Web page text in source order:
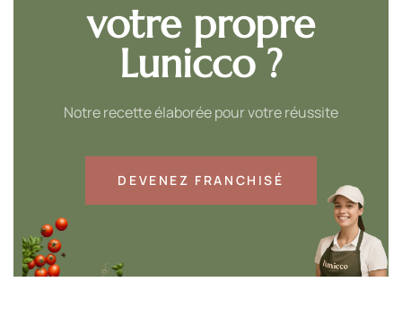
votre propre
Lunicco ?
Notre recette élaborée pour votre réussite
DEVENEZ FRANCHISÉ